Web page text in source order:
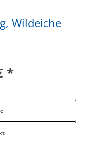
Wildeiche
*